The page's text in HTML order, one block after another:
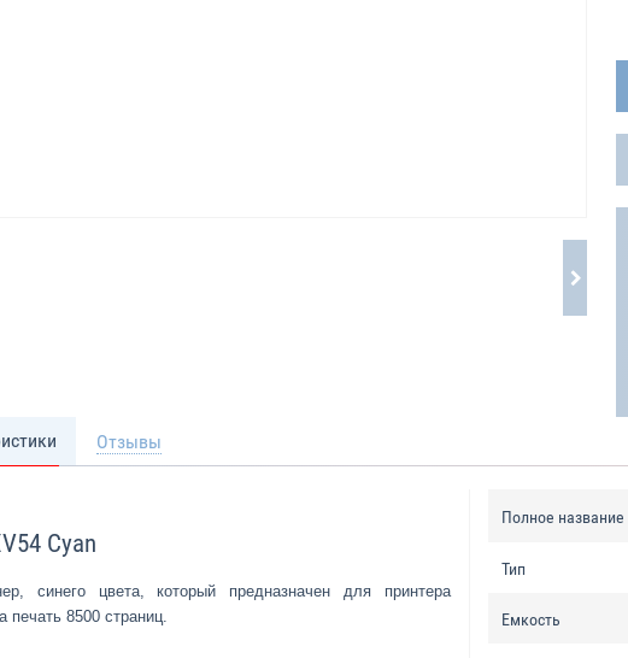
Отзывы
Cyan
синего цвета, который предназначен для принтера
печать 8500 страниц.
Полное название
Тип
Емкость